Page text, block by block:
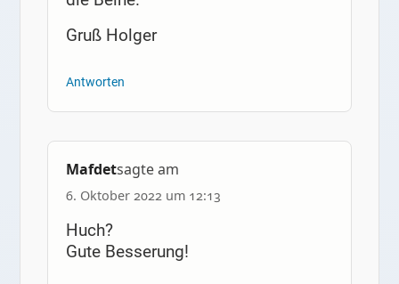
Gruß Holger
Antworten
Mafdetsagte am
6. Oktober 2022 um 12:13
Huch?
Gute Besserung!